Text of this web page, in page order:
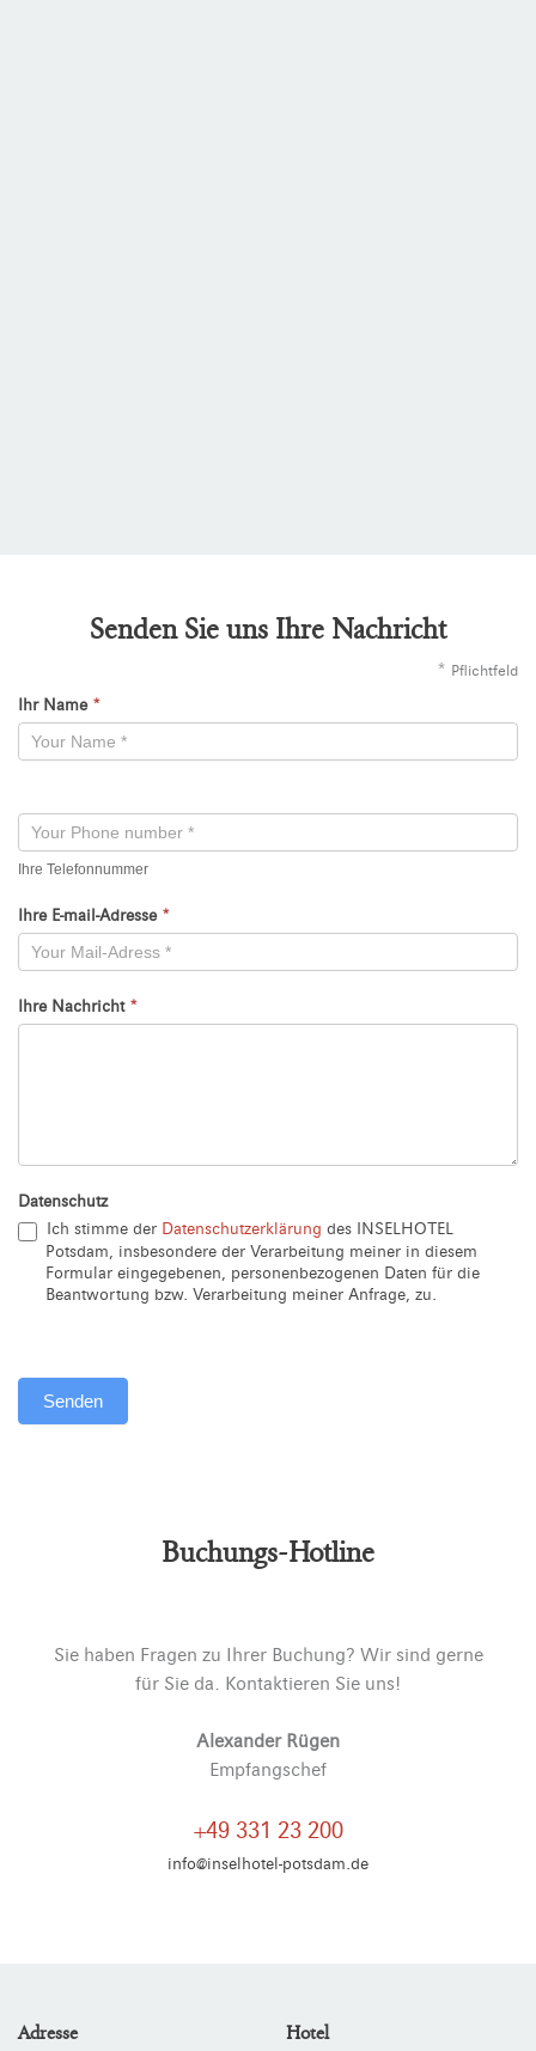
Senden Sie uns Ihre Nachricht
* Pflichtfeld
Kontaktformular
-
Ihr Name *
Ihre Telefonnummer
Ihre E-mail-Adresse *
Ihre Nachricht *
Datenschutz
Ich stimme der Datenschutzerklärung des INSELHOTEL
Potsdam, insbesondere der Verarbeitung meiner in diesem
Formular eingegebenen, personenbezogenen Daten für die
Beantwortung bzw. Verarbeitung meiner Anfrage, zu.
Senden
Buchungs-Hotline
Sie haben Fragen zu Ihrer Buchung? Wir sind gerne
für Sie da. Kontaktieren Sie uns!
Alexander Rügen
Empfangschef
+49 331 23 200
info@inselhotel-potsdam.de
Adresse Hotel